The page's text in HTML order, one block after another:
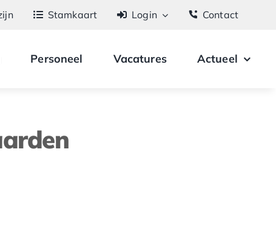
Stamkaart Login Contact
Personeel Vacatures Actueel